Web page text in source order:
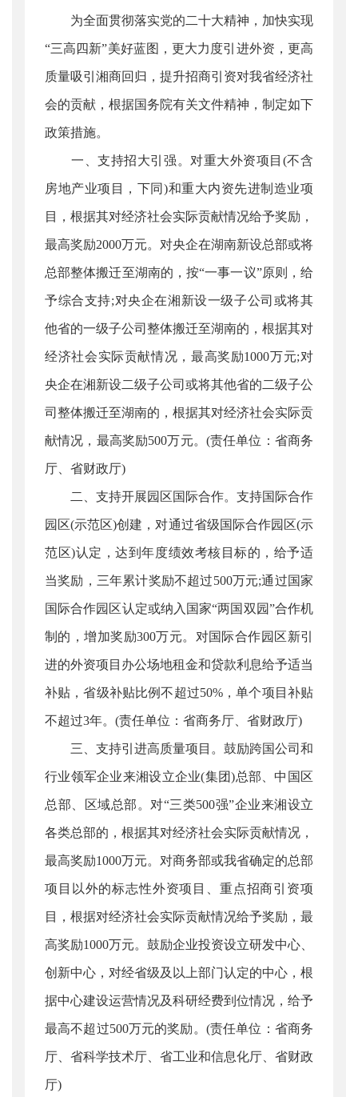
为全面贯彻落实党的二十大精神，加快实现
“三高四新”美好蓝图，更大力度引进外资，更高
质量吸引湘商回归，提升招商引资对我省经济社
会的贡献，根据国务院有关文件精神，制定如下
政策措施。
一、支持招大引强。对重大外资项目(不含
房地产业项目，下同)和重大内资先进制造业项
目，根据其对经济社会实际贡献情况给予奖励，
最高奖励2000万元。对央企在湖南新设总部或将
总部整体搬迁至湖南的，按“一事一议”原则，给
予综合支持;对央企在湘新设一级子公司或将其
他省的一级子公司整体搬迁至湖南的，根据其对
经济社会实际贡献情况，最高奖励1000万元;对
央企在湘新设二级子公司或将其他省的二级子公
司整体搬迁至湖南的，根据其对经济社会实际贡
献情况，最高奖励500万元。(责任单位：省商务
厅、省财政厅)
二、支持开展园区国际合作。支持国际合作
园区(示范区)创建，对通过省级国际合作园区(示
范区)认定，达到年度绩效考核目标的，给予适
当奖励，三年累计奖励不超过500万元;通过国家
国际合作园区认定或纳入国家“两国双园”合作机
制的，增加奖励300万元。对国际合作园区新引
进的外资项目办公场地租金和贷款利息给予适当
补贴，省级补贴比例不超过50%，单个项目补贴
不超过3年。(责任单位：省商务厅、省财政厅)
三、支持引进高质量项目。鼓励跨国公司和
行业领军企业来湘设立企业(集团)总部、中国区
总部、区域总部。对“三类500强”企业来湘设立
各类总部的，根据其对经济社会实际贡献情况，
最高奖励1000万元。对商务部或我省确定的总部
项目以外的标志性外资项目、重点招商引资项
目，根据对经济社会实际贡献情况给予奖励，最
高奖励1000万元。鼓励企业投资设立研发中心、
创新中心，对经省级及以上部门认定的中心，根
据中心建设运营情况及科研经费到位情况，给予
最高不超过500万元的奖励。(责任单位：省商务
厅、省科学技术厅、省工业和信息化厅、省财政
厅)